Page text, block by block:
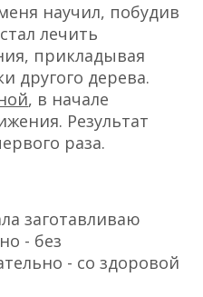
научил, побудив
лечить
прикладывая
другого дерева.
, в начале
Результат
раза.
заготавливаю
- без
- со здоровой